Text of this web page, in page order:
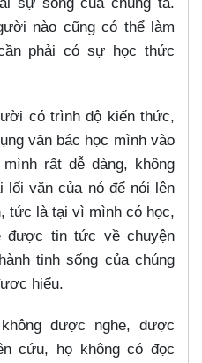
nào cũng có thể làm
phải có sự học thức
có trình độ kiến thức,
văn bác học mình vào
rất dễ dàng, không
lối văn của nó để nói lên
tức là tại vì mình có học,
được tin tức về chuyện
tinh sống của chúng
hiểu.
được nghe, được
cứu, họ không có đọc